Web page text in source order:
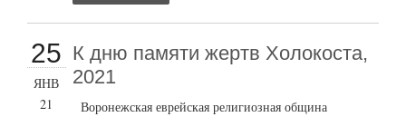
25
ЯНВ
21
К дню памяти жертв Холокоста,
2021
Воронежская еврейская религиозная община